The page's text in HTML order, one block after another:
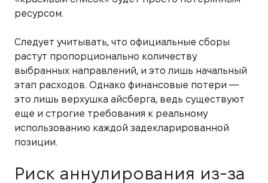
ресурсом.
Следует учитывать, что официальные сборы
растут пропорционально количеству
выбранных направлений, и это лишь начальный
этап расходов. Однако финансовые потери —
это лишь верхушка айсберга, ведь существуют
еще и строгие требования к реальному
использованию каждой задекларированной
позиции.
Риск аннулирования из-за